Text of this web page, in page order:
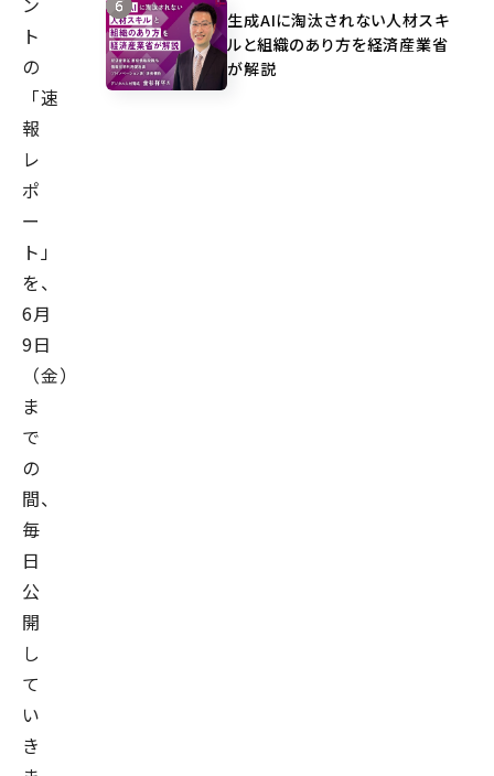
ト
の
「速
報
レ
ポ
ー
ト」
を、
6月
9日
（金）
ま
で
の
間、
毎
日
公
開
し
て
い
き
生成AIに淘汰されない人材スキ
ルと組織のあり方を経済産業省
が解説